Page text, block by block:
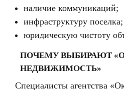
наличие коммуникаций;
инфраструктуру поселка;
юридическую чистоту
ПОЧЕМУ ВЫБИРАЮТ
НЕДВИЖИМОСТЬ»
Специалисты агентства